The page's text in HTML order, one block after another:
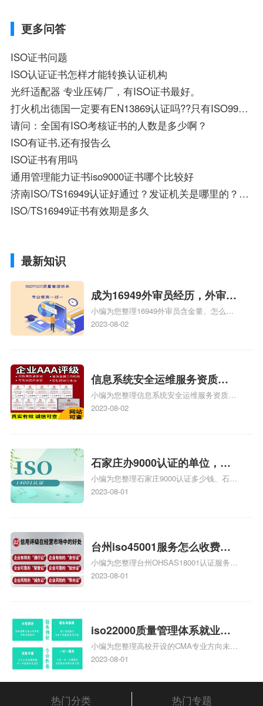
更多问答
ISO证书问题
ISO认证证书怎样才能转换认证机构
光纤适配器 专业压铸厂，有ISO证书最好。
打火机出德国一定要有EN13869认证吗??只有ISO9994可以吗??EN13869证书是怎么样的?
请问：全国有ISO考核证书的人数是多少啊？
ISO有证书,还有报告么
ISO证书有用吗
通用管理能力证书iso9000证书哪个比较好
济南ISO/TS16949认证好通过？发证机关是哪里的？听济南创远咨询的王哲经理说，怎么发外国的证书呢？是真的吗
ISO/TS16949证书有效期是多久
最新知识
成为16949外审员经历，外审员
16949
小编为您整理16949外审员含金量、怎么才
能成为注册的TS16949:2009的外审员、我
2023-08-02
信息系统安全运维服务资质二
级费用，信息系统安全运维服
务资质二级
小编为您整理信息系统安全运维服务资质认
证证书机构有哪些、安全运维服务资质的费
体系认证知识，详情可查看下方正文！
2023-08-02
石家庄办9000认证的单位，石
家庄9000认证的公司
小编为您整理石家庄9000认证多少钱、石家
庄9000认证价格多少钱、石家庄9000认证
2023-08-01
台州iso45001服务怎么收费，
台州iso45001认证服务怎么收
费
小编为您整理台州OHSAS18001认证服务中
心哪家收费便宜、台州ISO9000认证，哪个
标准是什么相关iso体系认证知识，详情可
查看下方正文！
2023-08-01
iso22000质量管理体系就业方
向，质量管理与认证就业方向
小编为您整理高校开设的CMA专业方向未来
就业前景及就业方向如何、cma就业方向有
和cma未来就业方向、大学生考完cma，就
哪些就业方向相关iso体系认证知识，详情
2023-08-01
热门分类 热门专题